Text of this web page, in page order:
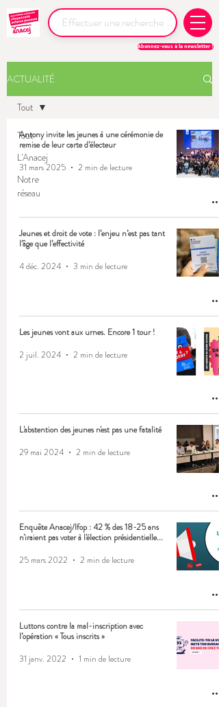
Abonnez-vous à la newsletter !
ACTUALITÉ
Tout
L'Anacej
Notre
réseau
Tout
Antony invite les jeunes à une cérémonie de
remise de leur carte d’électeur
31 mars 2025
2 min de lecture
Jeunes et droit de vote : l’enjeu n’est pas tant
l’âge que l’effectivité
4 déc. 2024
3 min de lecture
Les jeunes vont aux urnes. Encore 1 tour !
2 juil. 2024
2 min de lecture
L'abstention des jeunes n'est pas une fatalité
29 mai 2024
2 min de lecture
Enquête Anacej/Ifop : 42 % des 18-25 ans
n'iraient pas voter à l'élection présidentielle...
25 mars 2022
2 min de lecture
Luttons contre la mal-inscription avec
l’opération « Tous inscrits »
31 janv. 2022
1 min de lecture